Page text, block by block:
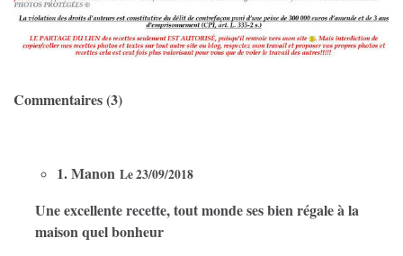
Commentaires (3)
1. Manon Le 23/09/2018
Une excellente recette, tout monde ses bien régale à la
maison quel bonheur